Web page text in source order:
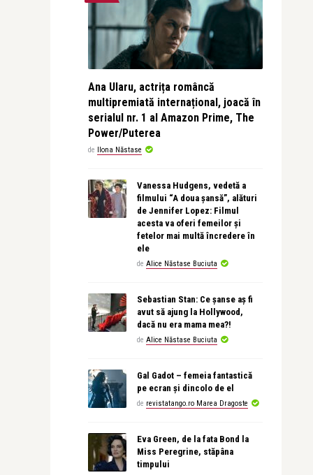
Ana Ularu, actrița româncă
multipremiată internațional, joacă în
serialul nr. 1 al Amazon Prime, The
Power/Puterea
de Ilona Năstase
Vanessa Hudgens, vedetă a
filmului “A doua șansă”, alături
de Jennifer Lopez: Filmul
acesta va oferi femeilor și
fetelor mai multă încredere în
ele
de Alice Năstase Buciuta
Sebastian Stan: Ce șanse aș fi
avut să ajung la Hollywood,
dacă nu era mama mea?!
de Alice Năstase Buciuta
Gal Gadot – femeia fantastică
pe ecran și dincolo de el
de revistatango.ro Marea Dragoste
Eva Green, de la fata Bond la
Miss Peregrine, stăpâna
timpului